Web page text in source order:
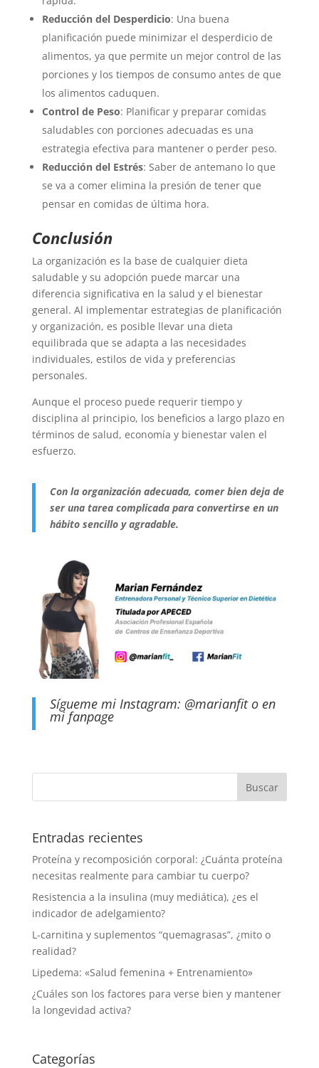
Reducción del Desperdicio: Una buena
planificación puede minimizar el desperdicio de
alimentos, ya que permite un mejor control de las
porciones y los tiempos de consumo antes de que
los alimentos caduquen.
Control de Peso: Planificar y preparar comidas
saludables con porciones adecuadas es una
estrategia efectiva para mantener o perder peso.
Reducción del Estrés: Saber de antemano lo que
se va a comer elimina la presión de tener que
pensar en comidas de última hora.
Conclusión
La organización es la base de cualquier dieta
saludable y su adopción puede marcar una
diferencia significativa en la salud y el bienestar
general. Al implementar estrategias de planificación
y organización, es posible llevar una dieta
equilibrada que se adapta a las necesidades
individuales, estilos de vida y preferencias
personales.
Aunque el proceso puede requerir tiempo y
disciplina al principio, los beneficios a largo plazo en
términos de salud, economía y bienestar valen el
esfuerzo.
Con la organización adecuada, comer bien deja de
ser una tarea complicada para convertirse en un
hábito sencillo y agradable.
Sígueme mi Instagram: @marianfito en
mi fanpage
Entradas recientes
Proteína y recomposición corporal: ¿Cuánta proteína
necesitas realmente para cambiar tu cuerpo?
Resistencia a la insulina (muy mediática), ¿es el
indicador de adelgamiento?
L-carnitina y suplementos “quemagrasas”, ¿mito o
realidad?
Lipedema: «Salud femenina + Entrenamiento»
¿Cuáles son los factores para verse bien y mantener
la longevidad activa?
Categorías